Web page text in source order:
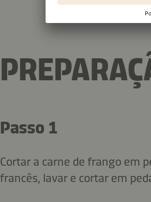
Passo 1
Cortar a carne de frango em
francês, lavar e cortar em